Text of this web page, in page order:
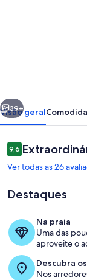
SUITES
C/
PISCINA
Pé
na
Areia|
Próximo
39+
Visão geral
Avaliações
9,69,6 de 10
Ver todas as 26
Destaques
Na praia
Uma das
aproveite o
Descubra
Nos